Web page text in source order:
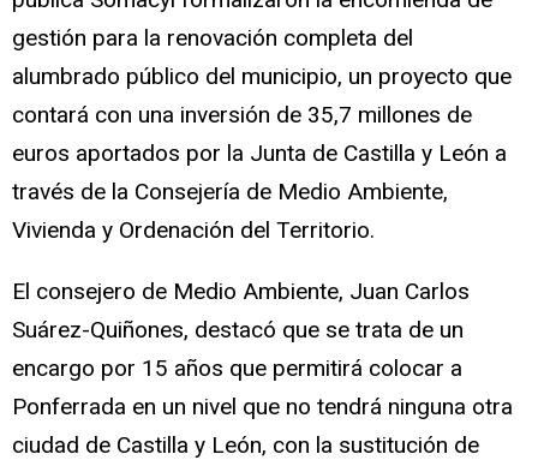
gestión para la renovación completa del
alumbrado público del municipio, un proyecto que
contará con una inversión de 35,7 millones de
euros aportados por la Junta de Castilla y León a
través de la Consejería de Medio Ambiente,
Vivienda y Ordenación del Territorio.
El consejero de Medio Ambiente, Juan Carlos
Suárez-Quiñones, destacó que se trata de un
encargo por 15 años que permitirá colocar a
Ponferrada en un nivel que no tendrá ninguna otra
ciudad de Castilla y León, con la sustitución de